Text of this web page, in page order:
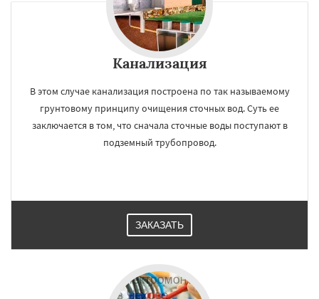
Канализация
В этом случае канализация построена по так называемому
грунтовому принципу очищения сточных вод. Суть ее
заключается в том, что сначала сточные воды поступают в
подземный трубопровод.
ЗАКАЗАТЬ